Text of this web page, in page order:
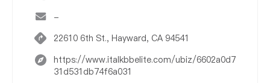
-
22610 6th St., Hayward, CA 94541
https://www.italkbbelite.com/ubiz/6602a0d7
31d531db74f6a031